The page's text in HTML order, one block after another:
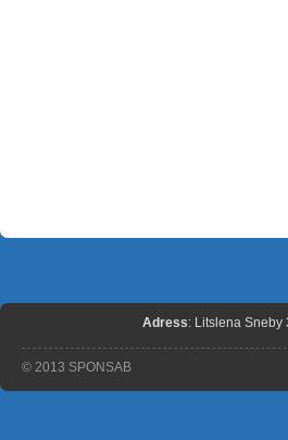
Adress: Litslena Sneby
© 2013 SPONSAB